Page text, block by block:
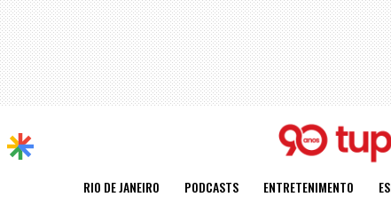
RIO DE JANEIRO PODCASTS ENTRETENIMENTO